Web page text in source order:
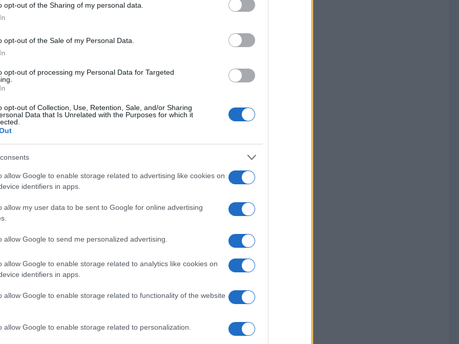
opt-out of the Sharing of my personal data.
opt-out of the Sale of my Personal Data.
opt-out of processing my Personal Data for Targeted
opt-out of Collection, Use, Retention, Sale, and/or Sharing
Data that Is Unrelated with the Purposes for which it
allow Google to enable storage related to advertising like cookies on
identifiers in apps.
allow my user data to be sent to Google for online advertising
allow Google to send me personalized advertising.
allow Google to enable storage related to analytics like cookies on
identifiers in apps.
allow Google to enable storage related to functionality of the website
allow Google to enable storage related to personalization.
di riguardo per la vocazione
rossosembri unaparodia del re Mida
della Frigia diventava oro,
regione la perdono clamorosamente.
marce arcobaleno e i comizi
E lapausa caffèdei progressisti
Schlein e l’
riconosciuti, forse la situazione sarebbe
eccome. E
il 60 per cento, staccando di circa 30
risultato da quando è stata
– ilrecordprecedente era il 58 per cento
L’
i suoi.